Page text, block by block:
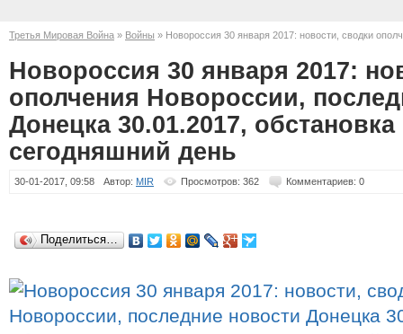
Третья Мировая Война » Войны » Новороссия 30 января 2017: новости, сводки
Донецка 30.01.2017, обстановка в ДНР и ЛНР на сегодняшний день
Новороссия 30 января 2017:
ополчения Новороссии,
Донецка 30.01.2017,
сегодняшний день
30-01-2017, 09:58 Автор: MIR Просмотров: 362 Комментариев: 0
Поделиться…